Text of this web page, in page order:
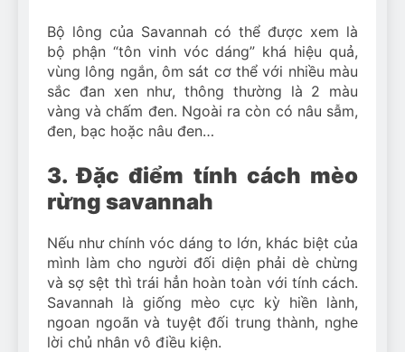
Bộ lông của Savannah có thể được xem là
bộ phận “tôn vinh vóc dáng” khá hiệu quả,
vùng lông ngắn, ôm sát cơ thể với nhiều màu
sắc đan xen như, thông thường là 2 màu
vàng và chấm đen. Ngoài ra còn có nâu sẫm,
đen, bạc hoặc nâu đen…
3. Đặc điểm tính cách mèo
rừng savannah
Nếu như chính vóc dáng to lớn, khác biệt của
mình làm cho người đối diện phải dè chừng
và sợ sệt thì trái hẳn hoàn toàn với tính cách.
Savannah là giống mèo cực kỳ hiền lành,
ngoan ngoãn và tuyệt đối trung thành, nghe
lời chủ nhân vô điều kiện.